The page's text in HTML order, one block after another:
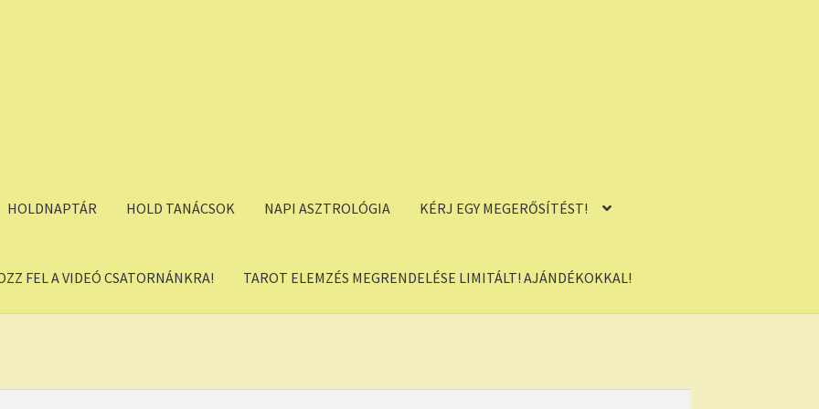
HOLDNAPTÁR HOLD TANÁCSOK NAPI ASZTROLÓGIA KÉRJ EGY MEGERŐSÍTÉST!
FEL A VIDEÓ CSATORNÁNKRA! TAROT ELEMZÉS MEGRENDELÉSE LIMITÁLT! AJÁNDÉKOKKAL!